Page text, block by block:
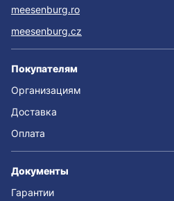
meesenburg.ro
meesenburg.cz
Покупателям
Организациям
Доставка
Оплата
Документы
Гарантии